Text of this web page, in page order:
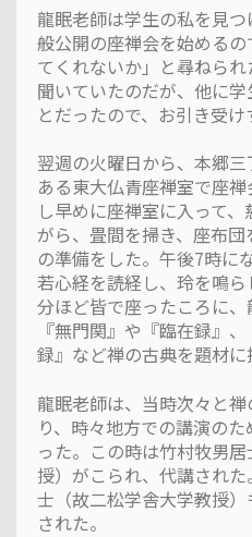
龍眠老師は学生の私を見
般公開の座禅会を始める
てくれないか」と尋ねら
聞いていたのだが、他に
とだったので、お引き受け
翌週の火曜日から、本郷
ある東大仏青座禅室で座
し早めに座禅室に入って
がら、畳間を掃き、座布
の準備をした。午後7時に
若心経を読経し、玲を鳴
分ほど皆で座ったころに、
『無門関』や『臨在録』
録』など禅の古典を題材に
龍眠老師は、当時次々と
り、時々地方での講演の
った。この時は竹村牧男
授）がこられ、代講され
士（故二松学舎大学教授
された。